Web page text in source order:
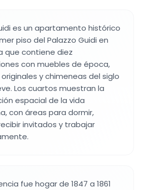
es un apartamento histórico
piso del Palazzo Guidi en
que contiene diez
con muebles de época,
y chimeneas del siglo
Los cuartos muestran la
espacial de la vida
con áreas para dormir,
invitados y trabajar
fue hogar de 1847 a 1861